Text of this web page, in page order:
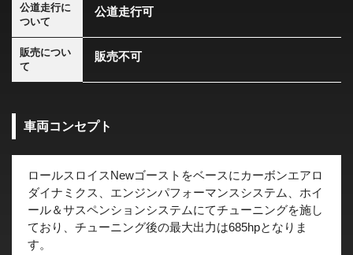
公道走行に
ついて
公道走行可
販売につい
て
販売不可
車両コンセプト
ロールスロイスNewゴーストをベースにカーボンエアロ
ダイナミクス、エンジンパフォーマンスシステム、ホイ
ール＆サスペンションシステムにてチューニングを施し
ており、チューニング後の最大出力は685hpとなりま
す。